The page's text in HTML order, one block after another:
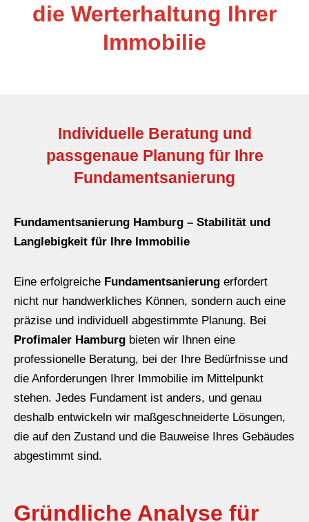
die Werterhaltung Ihrer
Immobilie
Individuelle Beratung und
passgenaue Planung für Ihre
Fundamentsanierung
Fundamentsanierung Hamburg – Stabilität und
Langlebigkeit für Ihre Immobilie
Eine erfolgreiche Fundamentsanierung erfordert
nicht nur handwerkliches Können, sondern auch eine
präzise und individuell abgestimmte Planung. Bei
Profimaler Hamburg bieten wir Ihnen eine
professionelle Beratung, bei der Ihre Bedürfnisse und
die Anforderungen Ihrer Immobilie im Mittelpunkt
stehen. Jedes Fundament ist anders, und genau
deshalb entwickeln wir maßgeschneiderte Lösungen,
die auf den Zustand und die Bauweise Ihres Gebäudes
abgestimmt sind.
Gründliche Analyse für